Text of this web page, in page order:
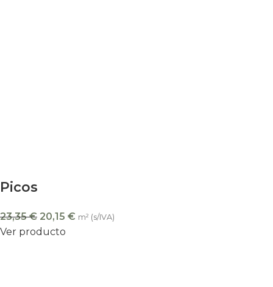
Picos
23,35€ 20,15 € m² (s/IVA)
Ver producto